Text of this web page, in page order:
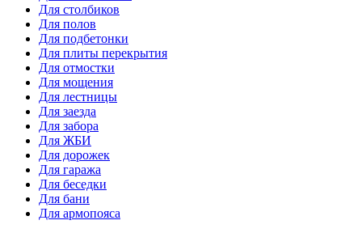
Для столбиков
Для полов
Для подбетонки
Для плиты перекрытия
Для отмостки
Для мощения
Для лестницы
Для заезда
Для забора
Для ЖБИ
Для дорожек
Для гаража
Для беседки
Для бани
Для армопояса